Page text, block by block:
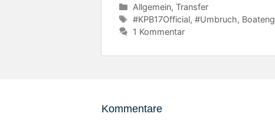
Kategorien
Allgemein,Transfer
Schlagwörter
#KPB17Official,#Umbruch, Boateng
1 Kommentar
Kommentare